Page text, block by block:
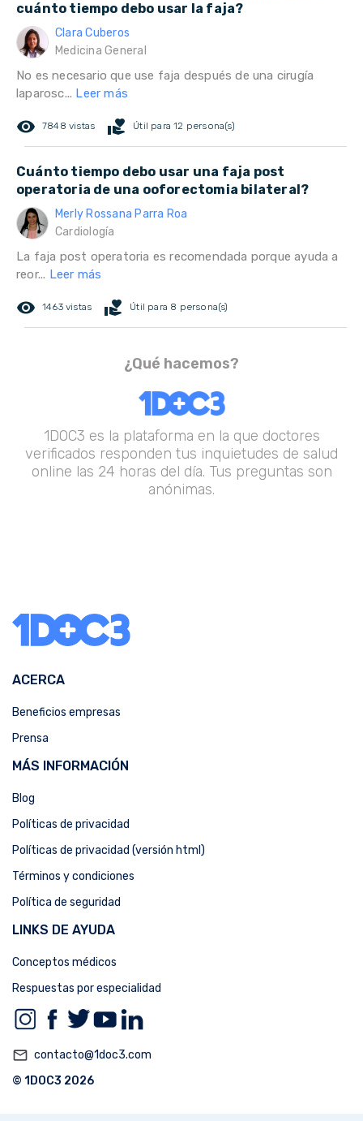
cuánto tiempo debo usar la faja?
Clara Cuberos
Medicina General
No es necesario que use faja después de una cirugía
laparosc... Leer más
remove_red_eye 7848 vistas volunteer_activism Útil para 12 persona(s)
Cuánto tiempo debo usar una faja post
operatoria de una ooforectomia bilateral?
Merly Rossana Parra Roa
Cardiología
La faja post operatoria es recomendada porque ayuda a
reor... Leer más
remove_red_eye 1463 vistas volunteer_activism Útil para 8 persona(s)
¿Qué hacemos?
1DOC3 es la plataforma en la que doctores
verificados responden tus inquietudes de salud
online las 24 horas del día. Tus preguntas son
anónimas.
ACERCA
Beneficios empresas
Prensa
MÁS INFORMACIÓN
Blog
Políticas de privacidad
Políticas de privacidad (versión html)
Términos y condiciones
Política de seguridad
LINKS DE AYUDA
Conceptos médicos
Respuestas por especialidad
mail_outline contacto@1doc3.com
© 1DOC3 2026